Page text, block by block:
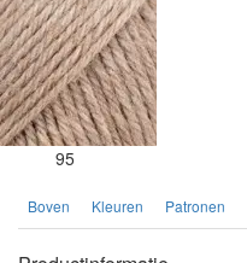
95
Boven Kleuren Patronen